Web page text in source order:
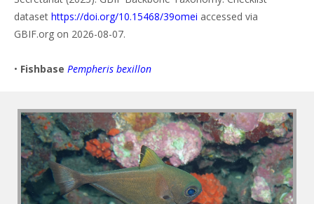
dataset https://doi.org/10.15468/39omei accessed via
GBIF.org on 2026-08-07.
• Fishbase Pempheris bexillon